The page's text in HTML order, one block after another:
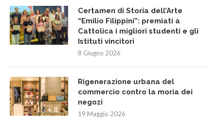
Certamen di Storia dell’Arte
“Emilio Filippini”: premiati a
Cattolica i migliori studenti e gli
Istituti vincitori
8 Giugno 2026
Rigenerazione urbana del
commercio contro la moria dei
negozi
19 Maggio 2026